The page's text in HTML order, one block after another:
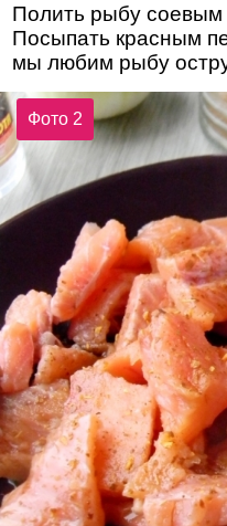
Полить рыбу соевым
Посыпать красным
мы любим рыбу
Фото 2